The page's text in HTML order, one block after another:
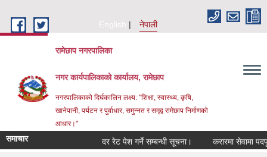
English
नेपाली
रामेछाप नगरपालिका
नगर कार्यपालिकाको कार्यालय, रामेछाप
नगरपालिकाको दिर्घकालिन लक्ष्य: "शिक्षा, स्वास्थ्य, कृषि,
खानेपानी, पर्यटन र पुर्वाधार, समुन्नत र समृद्व रामेछाप निर्माणको
आधार।"
समाचार दर रेट पेश गर्ने सम्बन्धी सूचना। करारमा सेवामा